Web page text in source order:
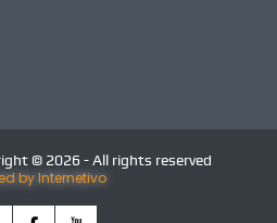
© 2026 - All rights reserved
by Internetivo